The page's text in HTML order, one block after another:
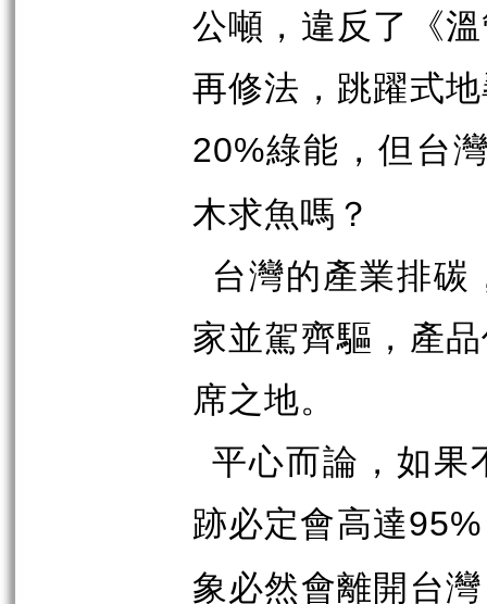
公噸，違反了《
再修法，跳躍式
20%綠能，但台
木求魚嗎？
台灣的產業排
家並駕齊驅，產
席之地。
平心而論，如果
跡必定會高達95%
象必然會離開台